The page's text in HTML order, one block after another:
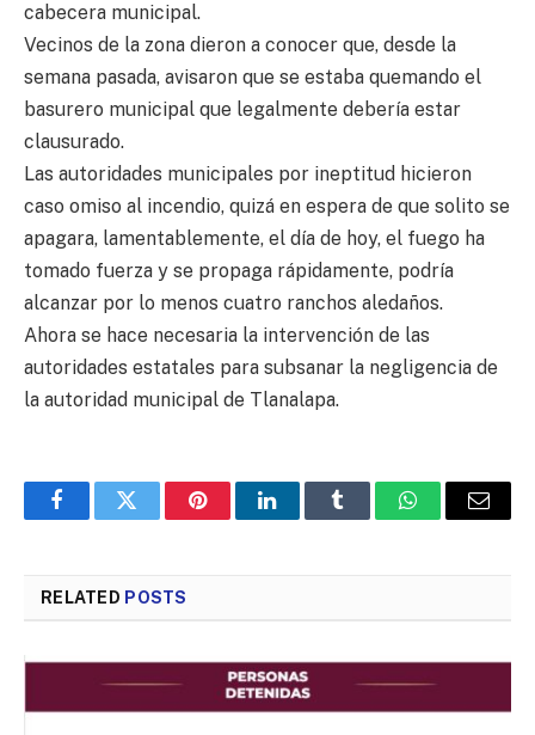
cabecera municipal.
Vecinos de la zona dieron a conocer que, desde la
semana pasada, avisaron que se estaba quemando el
basurero municipal que legalmente debería estar
clausurado.
Las autoridades municipales por ineptitud hicieron
caso omiso al incendio, quizá en espera de que solito se
apagara, lamentablemente, el día de hoy, el fuego ha
tomado fuerza y se propaga rápidamente, podría
alcanzar por lo menos cuatro ranchos aledaños.
Ahora se hace necesaria la intervención de las
autoridades estatales para subsanar la negligencia de
la autoridad municipal de Tlanalapa.
FacebookTwitter PinterestLinkedInTumblr WhatsAppEmail
RELATED POSTS